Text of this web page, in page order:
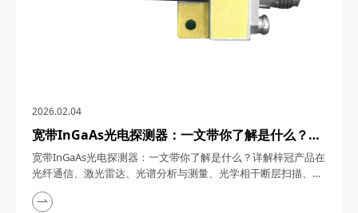
2026.02.04
宽带InGaAs光电探测器：一文带你了解是什么？详
解梓冠产品在光纤通信、激光雷达、光谱分析与测
量、光学相干断层扫描、量子通信等领域的实际应用
宽带InGaAs光电探测器：一文带你了解是什么？详解梓冠产品在
光纤通信、激光雷达、光谱分析与测量、光学相干断层扫描、量
子通信等领域的实际应用 宽带InGaAs光电探测器，在5G/6G通
信、自动驾驶激光雷达、量子计算等前沿领域，凭借其超低噪